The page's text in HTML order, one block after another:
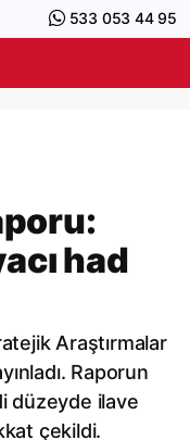
533 053 44 95
had
Araştırmalar
Raporun
düzeyde ilave
çekildi.